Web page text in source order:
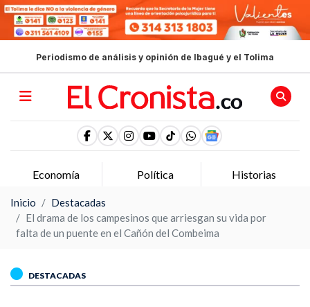
Periodismo de análisis y opinión de Ibagué y el Tolima
Política Historias Opinion
Inicio
Destacadas
El drama de los campesinos que arriesgan su vida por
falta de un puente en el Cañón del Combeima
DESTACADAS